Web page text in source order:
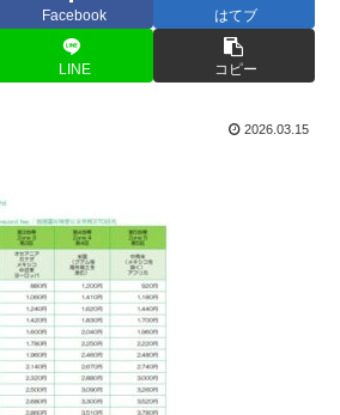
Facebook はてブ
LINE コピー
2026.03.15